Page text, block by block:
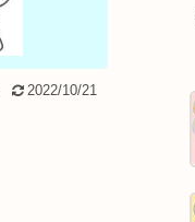
2022/10/21